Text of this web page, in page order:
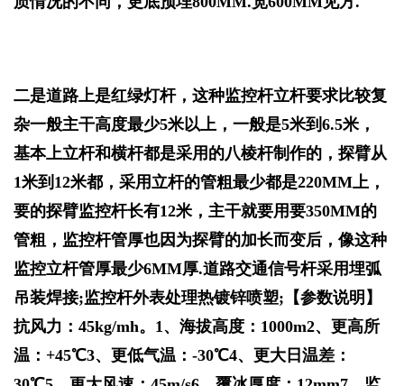
二是道路上是红绿灯杆，这种监控杆立杆要求比较复
杂一般主干高度最少5米以上，一般是5米到6.5米，
基本上立杆和横杆都是采用的八棱杆制作的，探臂从
1米到12米都，采用立杆的管粗最少都是220MM上，
要的探臂监控杆长有12米，主干就要用要350MM的
管粗，监控杆管厚也因为探臂的加长而变后，像这种
监控立杆管厚最少6MM厚.道路交通信号杆采用埋弧
吊装焊接;监控杆外表处理热镀锌喷塑;【参数说明】
抗风力：45kg/mh。1、海拔高度：1000m2、更高所
温：+45℃3、更低气温：-30℃4、更大日温差：